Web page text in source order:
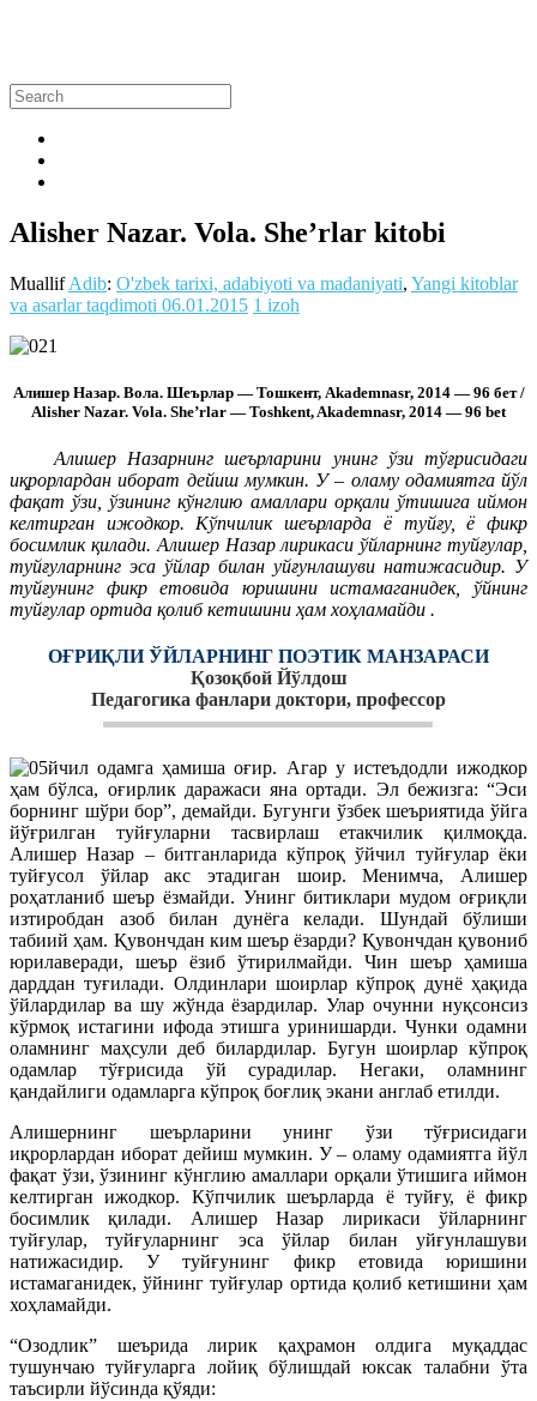
Alisher Nazar. Vola. She’rlar kitobi
MuallifAdib: O'zbek tarixi, adabiyoti va madaniyati, Yangi kitoblar
va asarlar taqdimoti 06.01.2015 1 izoh
Алишер Назар. Вола. Шеърлар — Тошкент, Akademnasr, 2014 — 96 бет /
Alisher Nazar. Vola. She’rlar — Toshkent, Akademnasr, 2014 — 96 bet
Алишер Назарнинг шеърларини унинг ўзи тўғрисидаги
иқрорлардан иборат дейиш мумкин. У – оламу одамиятга йўл
фақат ўзи, ўзининг кўнглию амаллари орқали ўтишига иймон
келтирган ижодкор. Кўпчилик шеърларда ё туйғу, ё фикр
босимлик қилади. Алишер Назар лирикаси ўйларнинг туйғулар,
туйғуларнинг эса ўйлар билан уйғунлашуви натижасидир. У
туйғунинг фикр етовида юришини истамаганидек, ўйнинг
туйғулар ортида қолиб кетишини ҳам хоҳламайди .
ОҒРИҚЛИ ЎЙЛАРНИНГ ПОЭТИК МАНЗАРАСИ
Қозоқбой Йўлдош
Педагогика фанлари доктори, профессор
йчил одамга ҳамиша оғир. Агар у истеъдодли ижодкор
ҳам бўлса, оғирлик даражаси яна ортади. Эл бежизга: “Эси
борнинг шўри бор”, демайди. Бугунги ўзбек шеъриятида ўйга
йўғрилган туйғуларни тасвирлаш етакчилик қилмоқда.
Алишер Назар – битганларида кўпроқ ўйчил туйғулар ёки
туйғусол ўйлар акс этадиган шоир. Менимча, Алишер
роҳатланиб шеър ёзмайди. Унинг битиклари мудом оғриқли
изтиробдан азоб билан дунёга келади. Шундай бўлиши
табиий ҳам. Қувончдан ким шеър ёзарди? Қувончдан қувониб
юрилаверади, шеър ёзиб ўтирилмайди. Чин шеър ҳамиша
дарддан туғилади. Олдинлари шоирлар кўпроқ дунё ҳақида
ўйлардилар ва шу жўнда ёзардилар. Улар очунни нуқсонсиз
кўрмоқ истагини ифода этишга уринишарди. Чунки одамни
оламнинг маҳсули деб билардилар. Бугун шоирлар кўпроқ
одамлар тўғрисида ўй сурадилар. Негаки, оламнинг
қандайлиги одамларга кўпроқ боғлиқ экани англаб етилди.
Алишернинг шеърларини унинг ўзи тўғрисидаги
иқрорлардан иборат дейиш мумкин. У – оламу одамиятга йўл
фақат ўзи, ўзининг кўнглию амаллари орқали ўтишига иймон
келтирган ижодкор. Кўпчилик шеърларда ё туйғу, ё фикр
босимлик қилади. Алишер Назар лирикаси ўйларнинг
туйғулар, туйғуларнинг эса ўйлар билан уйғунлашуви
натижасидир. У туйғунинг фикр етовида юришини
истамаганидек, ўйнинг туйғулар ортида қолиб кетишини ҳам
хоҳламайди.
“Озодлик” шеърида лирик қаҳрамон олдига муқаддас
тушунчаю туйғуларга лойиқ бўлишдай юксак талабни ўта
таъсирли йўсинда қўяди: